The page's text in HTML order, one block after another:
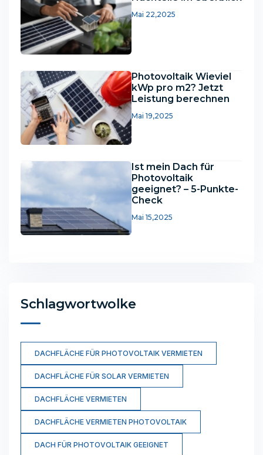
Mai 22,2025
Photovoltaik Wieviel
kWp pro m2? Jetzt
Leistung berechnen
Mai 19,2025
Ist mein Dach für
Photovoltaik
geeignet? – 5-Punkte-
Check
Mai 15,2025
Schlagwortwolke
DACHFLÄCHE FÜR PHOTOVOLTAIK VERMIETEN
DACHFLÄCHE FÜR SOLAR VERMIETEN
DACHFLÄCHE VERMIETEN
DACHFLÄCHE VERMIETEN PHOTOVOLTAIK
DACH FÜR PHOTOVOLTAIK GEEIGNET